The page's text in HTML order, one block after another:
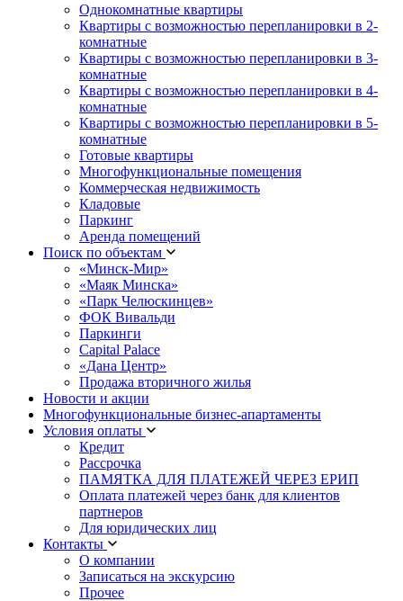
Однокомнатные квартиры
Квартиры с возможностью перепланировки в 2-
комнатные
Квартиры с возможностью перепланировки в 3-
комнатные
Квартиры с возможностью перепланировки в 4-
комнатные
Квартиры с возможностью перепланировки в 5-
комнатные
Готовые квартиры
Многофункциональные помещения
Коммерческая недвижимость
Кладовые
Паркинг
Аренда помещений
Поиск по объектам
«Минск-Мир»
«Маяк Минска»
«Парк Челюскинцев»
ФОК Вивальди
Паркинги
Capital Palace
«Дана Центр»
Продажа вторичного жилья
Новости и акции
Многофункциональные бизнес-апартаменты
Условия оплаты
Кредит
Рассрочка
ПАМЯТКА ДЛЯ ПЛАТЕЖЕЙ ЧЕРЕЗ ЕРИП
Оплата платежей через банк для клиентов
партнеров
Для юридических лиц
Контакты
О компании
Записаться на экскурсию
Прочее